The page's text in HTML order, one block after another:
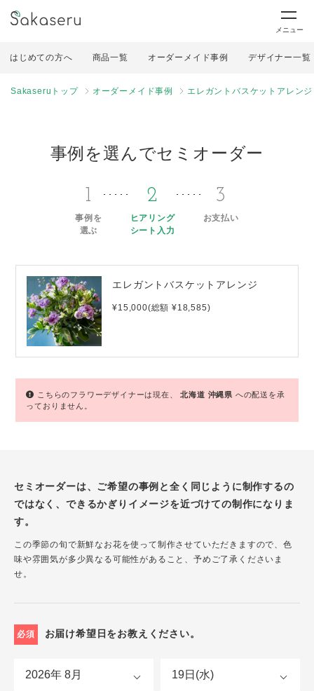
メニュー
はじめての方へ 商品一覧 オーダーメイド事例 デザイナー一覧
Sakaseruトップ オーダーメイド事例 エレガントバスケットアレンジ
事例を選んでセミオーダー
1
事例を
選ぶ
2
ヒアリング
シート入力
3
お支払い
エレガントバスケットアレンジ
¥15,000(総額 ¥18,585)
こちらのフラワーデザイナーは現在、北海道 沖縄県 への配送を承
っておりません。
セミオーダーは、ご希望の事例と全く同じように制作するの
ではなく、できるかぎりイメージを近づけての制作になりま
す。
この季節の旬で新鮮なお花を使って制作させていただきますので、色
味や雰囲気が多少異なる可能性があること、予めご了承くださいま
せ。
必須 お届け希望日をお教えください。